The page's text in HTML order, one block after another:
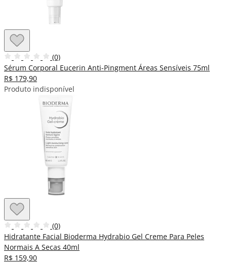
(0)
Sérum Corporal Eucerin Anti-Pingment Áreas Sensíveis 75ml
R$ 179,90
Produto indisponível
(0)
Hidratante Facial Bioderma Hydrabio Gel Creme Para Peles
Normais A Secas 40ml
R$ 159,90